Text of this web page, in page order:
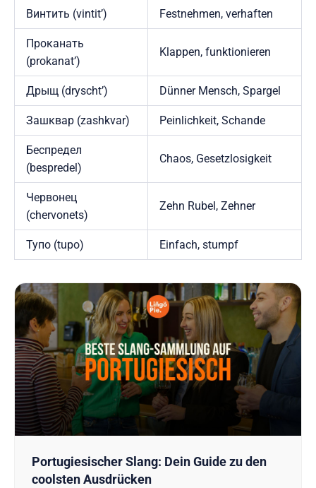
Винтить (vintit’) Festnehmen, verhaften
Проканать
(prokanat’)
Klappen, funktionieren
Дрыщ (dryscht’) Dünner Mensch, Spargel
Зашквар (zashkvar) Peinlichkeit, Schande
Беспредел
(bespredel)
Chaos, Gesetzlosigkeit
Червонец
(chervonets)
Zehn Rubel, Zehner
Тупо (tupo) Einfach, stumpf
Portugiesischer Slang: Dein Guide zu den
coolsten Ausdrücken